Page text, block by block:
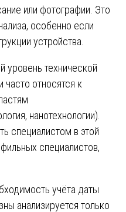
или фотографии. Это
особенно если
устройства.
уровень технической
относятся к
нанотехнологии).
специалистом в этой
специалистов,
учёта даты
анализируется только